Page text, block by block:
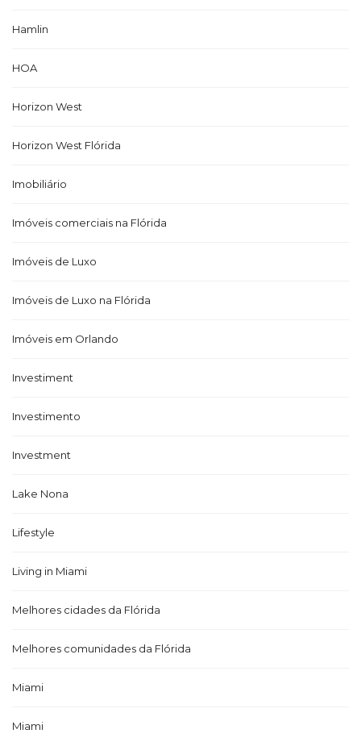
Hamlin
HOA
Horizon West
Horizon West Flórida
Imobiliário
Imóveis comerciais na Flórida
Imóveis de Luxo
Imóveis de Luxo na Flórida
Imóveis em Orlando
Investiment
Investimento
Investment
Lake Nona
Lifestyle
Living in Miami
Melhores cidades da Flórida
Melhores comunidades da Flórida
Miami
Miami